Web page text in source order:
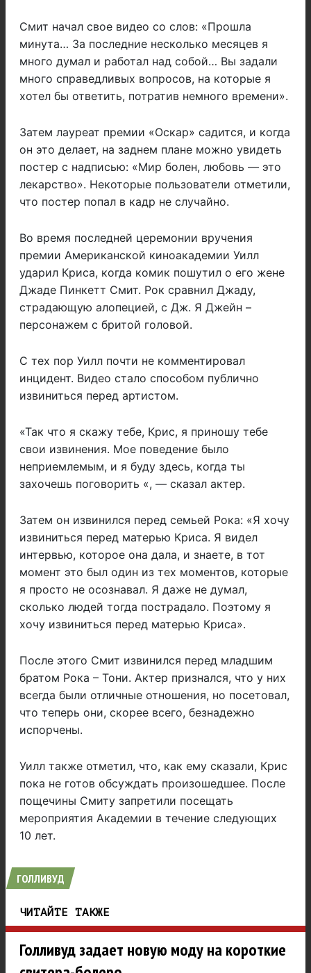
Смит начал свое видео со слов: «Прошла
минута… За последние несколько месяцев я
много думал и работал над собой… Вы задали
много справедливых вопросов, на которые я
хотел бы ответить, потратив немного времени».
Затем лауреат премии «Оскар» садится, и когда
он это делает, на заднем плане можно увидеть
постер с надписью: «Мир болен, любовь — это
лекарство». Некоторые пользователи отметили,
что постер попал в кадр не случайно.
Во время последней церемонии вручения
премии Американской киноакадемии Уилл
ударил Криса, когда комик пошутил о его жене
Джаде Пинкетт Смит. Рок сравнил Джаду,
страдающую алопецией, с Дж. Я Джейн –
персонажем с бритой головой.
С тех пор Уилл почти не комментировал
инцидент. Видео стало способом публично
извиниться перед артистом.
«Так что я скажу тебе, Крис, я приношу тебе
свои извинения. Мое поведение было
неприемлемым, и я буду здесь, когда ты
захочешь поговорить «, — сказал актер.
Затем он извинился перед семьей Рока: «Я хочу
извиниться перед матерью Криса. Я видел
интервью, которое она дала, и знаете, в тот
момент это был один из тех моментов, которые
я просто не осознавал. Я даже не думал,
сколько людей тогда пострадало. Поэтому я
хочу извиниться перед матерью Криса».
После этого Смит извинился перед младшим
братом Рока – Тони. Актер признался, что у них
всегда были отличные отношения, но посетовал,
что теперь они, скорее всего, безнадежно
испорчены.
Уилл также отметил, что, как ему сказали, Крис
пока не готов обсуждать произошедшее. После
пощечины Смиту запретили посещать
мероприятия Академии в течение следующих
10 лет.
ГОЛЛИВУД
ЧИТАЙТЕ ТАКЖЕ
Голливуд задает новую моду на короткие